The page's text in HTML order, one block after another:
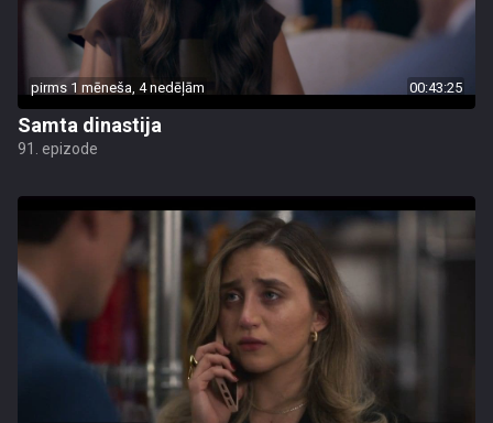
pirms 1 mēneša, 4 nedēļām 00:43:25
Samta dinastija
91. epizode